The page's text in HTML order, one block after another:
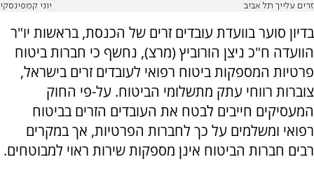
זרים עלייך תל אביב יוני קמפינסקי
בדיון סוער בוועדת עובדים זרים של הכנסת, בראשות יו"ר
הוועדה ח"כ ניצן הורוביץ (מרצ), נחשף כי חברות ביטוח
פרטיות המספקות ביטוח רפואי לעובדים זרים בישראל,
צוברות רווחי עתק מתשלומי הביטוח. על-פי החוק
המעסיקים חייבים לבטח את העובדים הזרים בביטוח
רפואי ומשלמים על כך לחברות הפרטיות, אך במקרים
רבים חברות הביטוח אינן מספקות שירות ראוי למבוטחים.